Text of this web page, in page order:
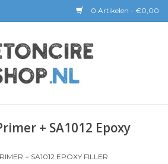
0 Artikelen - €0,00
+ SA1012 Epoxy
+ SA1012 EPOXY FILLER